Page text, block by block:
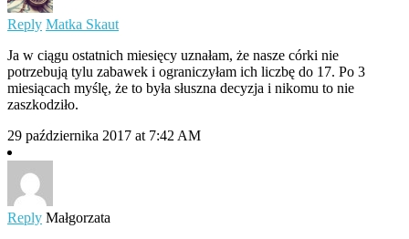
Reply Matka Skaut
Ja w ciągu ostatnich miesięcy uznałam, że nasze córki nie
potrzebują tylu zabawek i ograniczyłam ich liczbę do 17. Po 3
miesiącach myślę, że to była słuszna decyzja i nikomu to nie
zaszkodziło.
29 października 2017 at 7:42 AM
Reply Małgorzata